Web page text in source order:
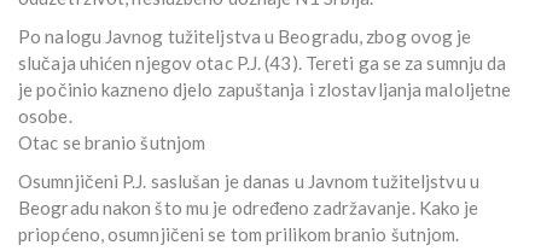
Po nalogu Javnog tužiteljstva u Beogradu, zbog ovog je
slučaja uhićen njegov otac P.J. (43). Tereti ga se za sumnju da
je počinio kazneno djelo zapuštanja i zlostavljanja maloljetne
osobe.
Otac se branio šutnjom
Osumnjičeni P.J. saslušan je danas u Javnom tužiteljstvu u
Beogradu nakon što mu je određeno zadržavanje. Kako je
priopćeno, osumnjičeni se tom prilikom branio šutnjom.